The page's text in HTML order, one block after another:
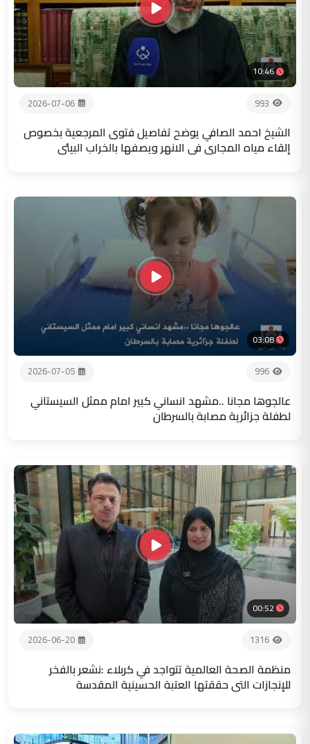
10:46
993
2026-07-06
الشيخ احمد الصافي يوضح تفاصيل فتوى المرجعية بخصوص
إلقاء مياه المجاري في الانهر ويصفها بالخراب البيئي
03:08
996
2026-07-05
عالجوها مجانا ..مشهد انساني كبير امام ممثل السيستاني
لطفلة جزائرية مصابة بالسرطان
00:52
1316
2026-06-20
منظمة الصحة العالمية تتواجد في كربلاء :نشعر بالفخر
للإنجازات التي حققتها العتبة الحسينية المقدسة